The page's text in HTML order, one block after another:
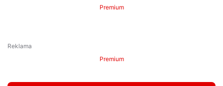
Premium
Premium